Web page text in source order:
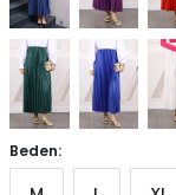
Beden: